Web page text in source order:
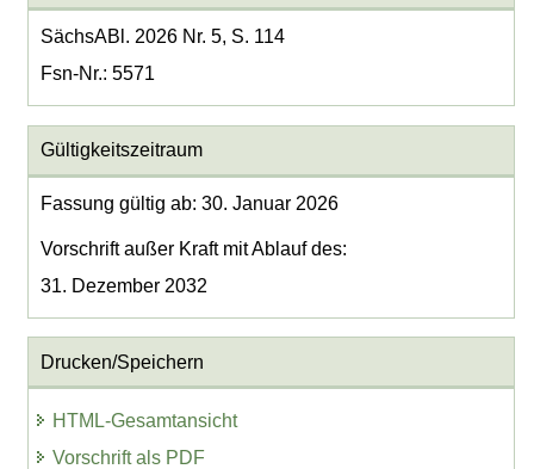
SächsABl. 2026 Nr. 5, S. 114
Fsn-Nr.: 5571
Gültigkeitszeitraum
Fassung gültig ab: 30. Januar 2026
Vorschrift außer Kraft mit Ablauf des:
31. Dezember 2032
Drucken/Speichern
HTML-Gesamtansicht
Vorschrift als PDF